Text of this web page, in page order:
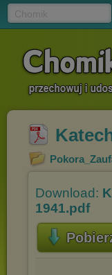
Download:
1941.pdf